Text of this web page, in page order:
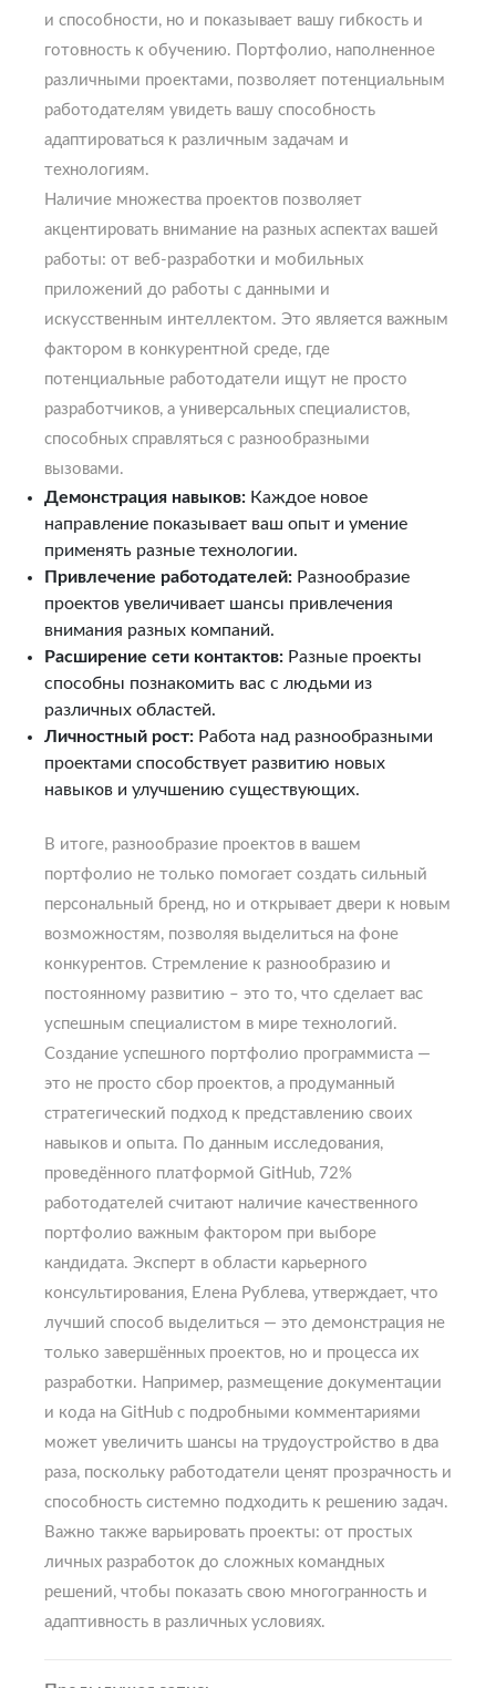
и способности, но и показывает вашу гибкость и
готовность к обучению. Портфолио, наполненное
различными проектами, позволяет потенциальным
работодателям увидеть вашу способность
адаптироваться к различным задачам и
технологиям.
Наличие множества проектов позволяет
акцентировать внимание на разных аспектах вашей
работы: от веб-разработки и мобильных
приложений до работы с данными и
искусственным интеллектом. Это является важным
фактором в конкурентной среде, где
потенциальные работодатели ищут не просто
разработчиков, а универсальных специалистов,
способных справляться с разнообразными
вызовами.
Демонстрация навыков: Каждое новое
направление показывает ваш опыт и умение
применять разные технологии.
Привлечение работодателей: Разнообразие
проектов увеличивает шансы привлечения
внимания разных компаний.
Расширение сети контактов: Разные проекты
способны познакомить вас с людьми из
различных областей.
Личностный рост: Работа над разнообразными
проектами способствует развитию новых
навыков и улучшению существующих.
В итоге, разнообразие проектов в вашем
портфолио не только помогает создать сильный
персональный бренд, но и открывает двери к новым
возможностям, позволяя выделиться на фоне
конкурентов. Стремление к разнообразию и
постоянному развитию – это то, что сделает вас
успешным специалистом в мире технологий.
Создание успешного портфолио программиста —
это не просто сбор проектов, а продуманный
стратегический подход к представлению своих
навыков и опыта. По данным исследования,
проведённого платформой GitHub, 72%
работодателей считают наличие качественного
портфолио важным фактором при выборе
кандидата. Эксперт в области карьерного
консультирования, Елена Рублева, утверждает, что
лучший способ выделиться — это демонстрация не
только завершённых проектов, но и процесса их
разработки. Например, размещение документации
и кода на GitHub с подробными комментариями
может увеличить шансы на трудоустройство в два
раза, поскольку работодатели ценят прозрачность и
способность системно подходить к решению задач.
Важно также варьировать проекты: от простых
личных разработок до сложных командных
решений, чтобы показать свою многогранность и
адаптивность в различных условиях.